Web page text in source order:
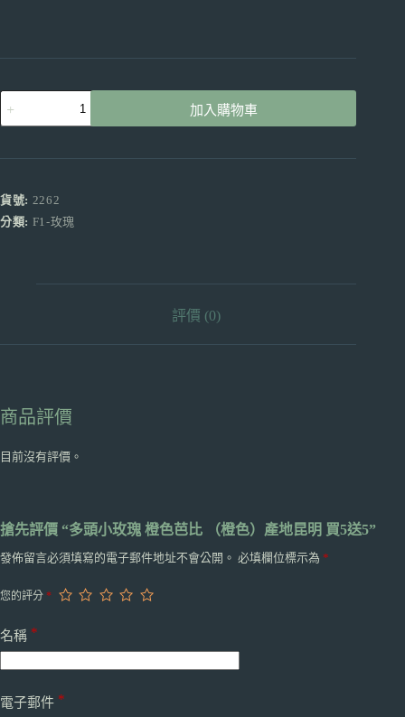
玫
橙
色
昆
送
數
加入購物車
貨號: 2262
分類: F1-玫瑰
評價 (0)
商品評價
目前沒有評價。
搶先評價 “多頭小玫瑰 橙色芭比 （橙色）產地昆明 買5送5”
發佈留言必須填寫的電子郵件地址不會公開。 必填欄位標示為 *
您的評分 *
名稱 *
電子郵件 *